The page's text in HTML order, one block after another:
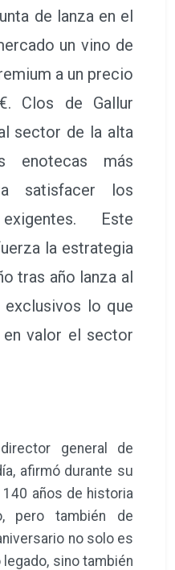
de lanza en el
un vino de
a un precio
Clos de Gallur
sector de la alta
enotecas más
satisfacer los
Este
la estrategia
tras año lanza al
exclusivos lo que
en valor el sector
general de
afirmó durante su
140 años de historia
pero también de
no solo es
sino también